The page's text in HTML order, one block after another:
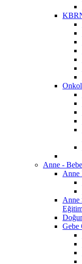
Anne -
Anne
Anne
Gebe